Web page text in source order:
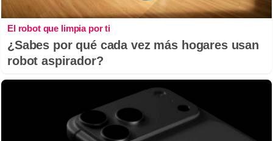
El robot que limpia por ti
¿Sabes por qué cada vez más hogares usan
robot aspirador?